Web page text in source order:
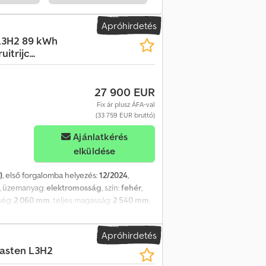
Többfunkciós kormánykerék * Szénszál
a rakterében * Klímaberendezés *
ablakemelők Multimédia & Csatlakozás:
számítógép Biztonság &
Assist / LDW) * Sávváltó
vészfékrendszer (AEBS) * Automatikus
Légzsákok: * Vezető és
felépítmény * Roadbox RB-70
----Az összes járművel kapcsolatos adat
az anyagok vagy a külső megjelenés
készített hirdetéseinkben is
a külső megjelenés tekintetében. A
időpontjában található. Kérjük, a
részletet közvetlenül a járművön.
tanácsokkal és segítséggel, hogy
lépni velünk kérdésekkel vagy
A Tranutec csapata
Apróhirdetés
89 kWh
27 900 EUR
Fix ár plusz ÁFA-val
(33 759 EUR bruttó)
Ajánlatkérés
elküldése
, első forgalomba helyezés:12/2024,
, üzemanyag:elektromosság, szín:fehér,
2 060 mm, teljes magasság: 2 540 mm,
elektromos ablakemelő,
tolóajtó, utánfutó
ülés - Elektromos ablakemelők
- Magasságban állítható
- Parkolóradar hátul - Parkolóradar
Apróhirdetés
L3H2